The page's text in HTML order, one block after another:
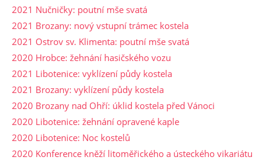
2021 Nučničky: poutní mše svatá
2021 Brozany: nový vstupní trámec kostela
2021 Ostrov sv. Klimenta: poutní mše svatá
2020 Hrobce: žehnání hasičského vozu
2021 Libotenice: vyklízení půdy kostela
2021 Brozany: vyklízení půdy kostela
2020 Brozany nad Ohří: úklid kostela před Vánoci
2020 Libotenice: žehnání opravené kaple
2020 Libotenice: Noc kostelů
2020 Konference kněží litoměřického a ústeckého vikariátu